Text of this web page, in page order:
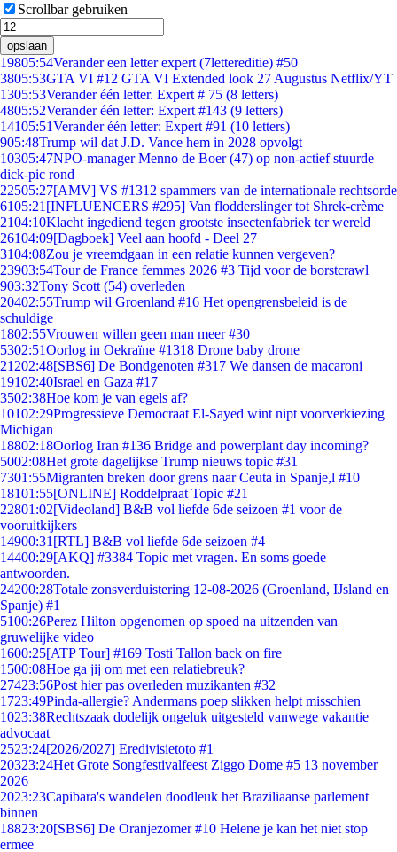
Scrollbar gebruiken
opslaan
19805:54Verander een letter expert (7lettereditie) #50
3805:53GTA VI #12 GTA VI Extended look 27 Augustus Netflix/YT
1305:53Verander één letter. Expert # 75 (8 letters)
4805:52Verander één letter: Expert #143 (9 letters)
14105:51Verander één letter: Expert #91 (10 letters)
905:48Trump wil dat J.D. Vance hem in 2028 opvolgt
10305:47NPO-manager Menno de Boer (47) op non-actief stuurde
dick-pic rond
22505:27[AMV] VS #1312 spammers van de internationale rechtsorde
6105:21 [INFLUENCERS #295] Van flodderslinger tot Shrek-crème
2104:10Klacht ingediend tegen grootste insectenfabriek ter wereld
26104:09[Dagboek] Veel aan hoofd - Deel 27
3104:08Zou je vreemdgaan in een relatie kunnen vergeven?
23903:54Tour de France femmes 2026 #3 Tijd voor de borstcrawl
903:32Tony Scott (54) overleden
20402:55Trump wil Groenland #16 Het opengrensbeleid is de
schuldige
1802:55Vrouwen willen geen man meer #30
5302:51Oorlog in Oekraïne #1318 Drone baby drone
21202:48[SBS6] De Bondgenoten #317 We dansen de macaroni
19102:40Israel en Gaza #17
3502:38Hoe kom je van egels af?
10102:29Progressieve Democraat El-Sayed wint nipt voorverkiezing
Michigan
18802:18Oorlog Iran #136 Bridge and powerplant day incoming?
5002:08Het grote dagelijkse Trump nieuws topic #31
7301:55Migranten breken door grens naar Ceuta in Spanje,l #10
18101:55[ONLINE] Roddelpraat Topic #21
22801:02[Videoland] B&B vol liefde 6de seizoen #1 voor de
vooruitkijkers
14900:31 [RTL] B&B vol liefde 6de seizoen #4
14400:29[AKQ] #3384 Topic met vragen. En soms goede
antwoorden.
24200:28Totale zonsverduistering 12-08-2026 (Groenland, IJsland en
Spanje) #1
5100:26Perez Hilton opgenomen op spoed na uitzenden van
gruwelijke video
1600:25[ATP Tour] #169 Tosti Tallon back on fire
1500:08Hoe ga jij om met een relatiebreuk?
27423:56Post hier pas overleden muzikanten #32
1723:49Pinda-allergie? Andermans poep slikken helpt misschien
1023:38Rechtszaak dodelijk ongeluk uitgesteld vanwege vakantie
advocaat
2523:24[2026/2027] Eredivisietoto #1
20323:24Het Grote Songfestivalfeest Ziggo Dome #5 13 november
2026
2023:23Capibara's wandelen doodleuk het Braziliaanse parlement
binnen
18823:20[SBS6] De Oranjezomer #10 Helene je kan het niet stop
ermee